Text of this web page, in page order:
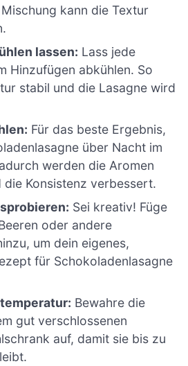
kann die Textur
lassen: Lass jede
Hinzufügen abkühlen. So
stabil und die Lasagne wird
Für das beste Ergebnis,
über Nacht im
werden die Aromen
die Konsistenz verbessert.
Sei kreativ! Füge
oder andere
um dein eigenes,
für Schokoladenlasagne
Bewahre die
gut verschlossenen
auf, damit sie bis zu